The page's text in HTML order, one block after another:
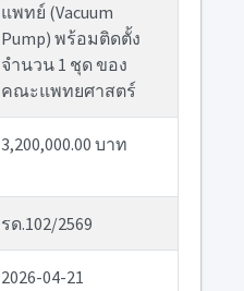
แพทย์ (Vacuum
Pump) พร้อมติดตั้ง
จำนวน 1 ชุด ของ
คณะแพทยศาสตร์
3,200,000.00 บาท
รด.102/2569
2026-04-21